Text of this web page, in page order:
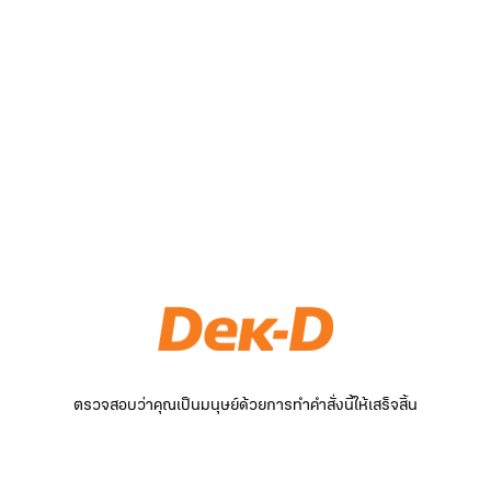
ตรวจสอบว่าคุณเป็นมนุษย์ด้วยการทำคำสั่งนี้ให้เสร็จสิ้น